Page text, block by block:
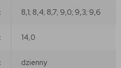
8,1; 8,4; 8,7; 9,0; 9,3; 9,6
14,0
dzienny